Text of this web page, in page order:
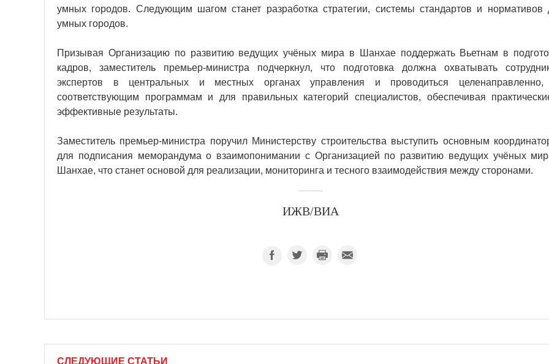
умных городов. Следующим шагом станет разработка стратегии, системы стандартов и нормативов
умных городов.
Призывая Организацию по развитию ведущих учёных мира в Шанхае поддержать Вьетнам в
кадров, заместитель премьер-министра подчеркнул, что подготовка должна охватывать
экспертов в центральных и местных органах управления и проводиться
соответствующим программам и для правильных категорий специалистов, обеспечивая
эффективные результаты.
Заместитель премьер-министра поручил Министерству строительства выступить основным
для подписания меморандума о взаимопонимании с Организацией по развитию ведущих учёных
Шанхае, что станет основой для реализации, мониторинга и тесного взаимодействия между сторонами.
ИЖВ/ВИА
СЛЕДУЮЩИЕ СТАТЬИ